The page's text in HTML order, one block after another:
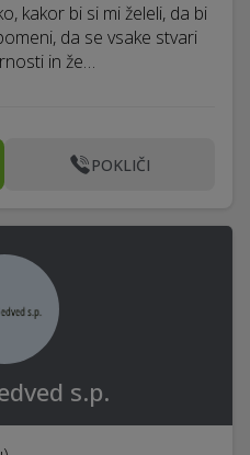
kakor bi si mi želeli, da bi
da se vsake stvari
in že…
POKLIČI
s.p.